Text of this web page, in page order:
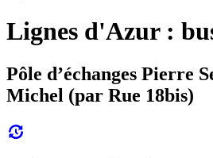
Lignes d'Azur :
Pôle d’échanges Pierre
Michel (par Rue 18bis)